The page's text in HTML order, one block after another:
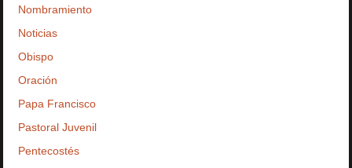
Nombramiento
Noticias
Obispo
Oración
Papa Francisco
Pastoral Juvenil
Pentecostés